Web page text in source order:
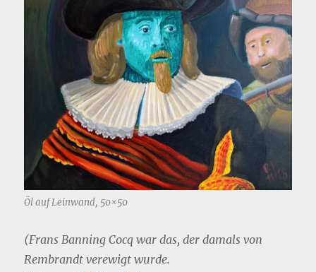
Öl auf Leinwand, 50×50
(Frans Banning Cocq war das, der damals von
Rembrandt verewigt wurde.